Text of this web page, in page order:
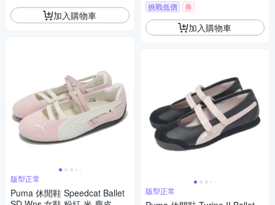
加入購物車
版型正常
Puma 休閒鞋 Speedcat Ballet
挑戰低價
券
加入購物車
版型正常